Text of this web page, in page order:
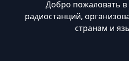
Добро пожаловать в
радиостанций,
странам и